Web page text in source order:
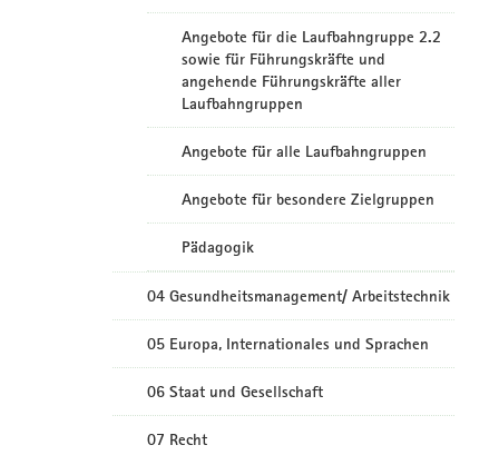
Angebote für die Laufbahngruppe 2.2
sowie für Führungskräfte und
angehende Führungskräfte aller
Laufbahngruppen
Angebote für alle Laufbahngruppen
Angebote für besondere Zielgruppen
Pädagogik
04 Gesundheitsmanagement/ Arbeitstechnik
05 Europa, Internationales und Sprachen
06 Staat und Gesellschaft
07 Recht